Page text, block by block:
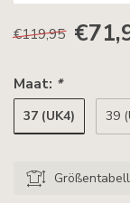
€119,95
Maat: *
37 (UK4) 39